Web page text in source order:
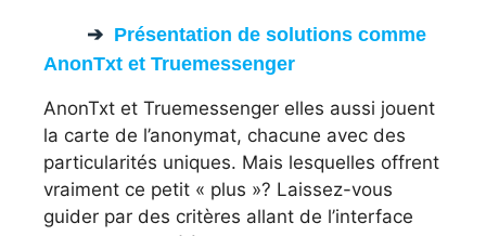
Présentation de solutions comme
AnonTxt et Truemessenger
AnonTxt et Truemessenger elles aussi jouent
la carte de l’anonymat, chacune avec des
particularités uniques. Mais lesquelles offrent
vraiment ce petit « plus »? Laissez-vous
guider par des critères allant de l’interface